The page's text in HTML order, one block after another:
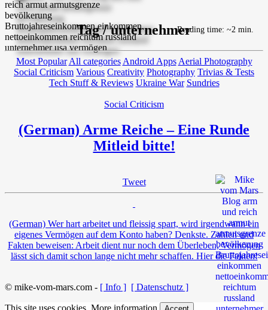
Tag / unternehmer
Most Popular All categories Android Apps Aerial Photography
Social Criticism Various Creativity Photography Trivias & Tests
Tech Stuff & Reviews Ukraine War Sundries
Social Criticism
(German) Arme Reiche – Eine Runde
Mitleid bitte!
Tweet
Reading time: ~2 min.
(German) Wer hart arbeitet und fleissig spart, wird irgendwann ein
eigenes Vermögen auf dem Konto haben? Denkste. Zahlen und
Fakten beweisen: Arbeit dient nur noch dem Überleben, Vermögen
lässt sich damit schon lange nicht mehr schaffen. Hier die Fakten!
© mike-vom-mars.com - [ Info ] [ Datenschutz ]
This site uses cookies. More information